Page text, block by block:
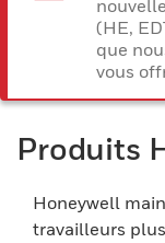
(HE,
que
vous
Produits
Honeywell
travailleurs